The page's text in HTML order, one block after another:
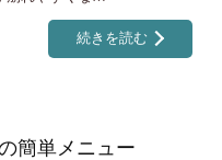
続きを読む
簡単メニュー